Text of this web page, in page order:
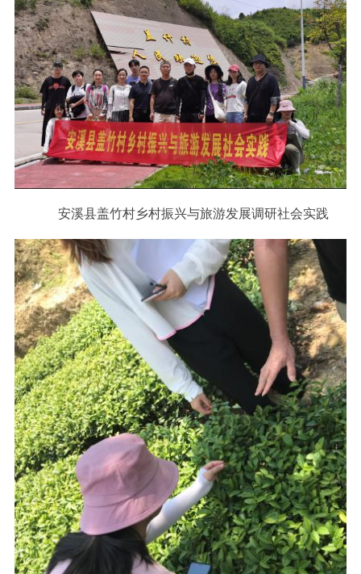
安溪县盖竹村乡村振兴与旅游发展调研社会实践